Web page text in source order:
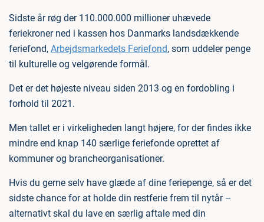
Sidste år røg der 110.000.000 millioner uhævede
feriekroner ned i kassen hos Danmarks landsdækkende
feriefond, Arbejdsmarkedets Feriefond, som uddeler penge
til kulturelle og velgørende formål.
Det er det højeste niveau siden 2013 og en fordobling i
forhold til 2021.
Men tallet er i virkeligheden langt højere, for der findes ikke
mindre end knap 140 særlige feriefonde oprettet af
kommuner og brancheorganisationer.
Hvis du gerne selv have glæde af dine feriepenge, så er det
sidste chance for at holde din restferie frem til nytår –
alternativt skal du lave en særlig aftale med din